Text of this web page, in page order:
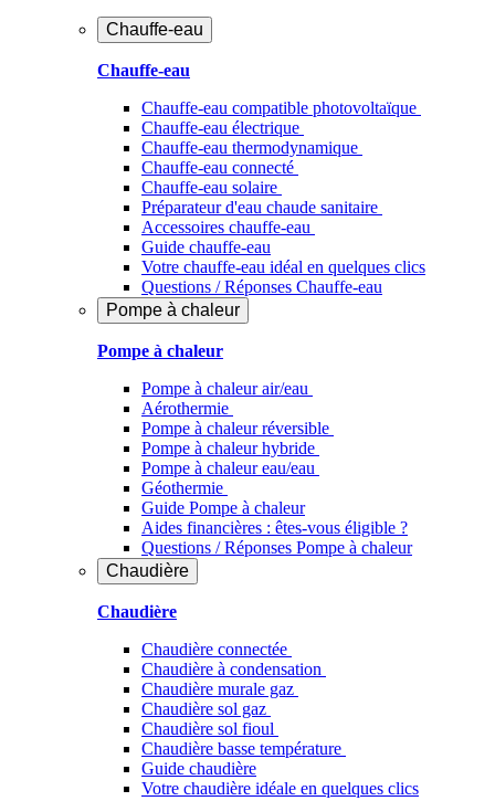
Chauffe-eau
Chauffe-eau
Chauffe-eau compatible photovoltaïque
Chauffe-eau électrique
Chauffe-eau thermodynamique
Chauffe-eau connecté
Chauffe-eau solaire
Préparateur d'eau chaude sanitaire
Accessoires chauffe-eau
Guide chauffe-eau
Votre chauffe-eau idéal en quelques clics
Questions / Réponses Chauffe-eau
Pompe à chaleur
Pompe à chaleur
Pompe à chaleur air/eau
Aérothermie
Pompe à chaleur réversible
Pompe à chaleur hybride
Pompe à chaleur​ eau/eau
Géothermie
Guide Pompe à chaleur
Aides financières : êtes-vous éligible ?
Questions / Réponses Pompe à chaleur
Chaudière
Chaudière
Chaudière connectée
Chaudière à condensation
Chaudière murale gaz
Chaudière sol gaz
Chaudière sol fioul
Chaudière basse température
Guide chaudière
Votre chaudière idéale en quelques clics